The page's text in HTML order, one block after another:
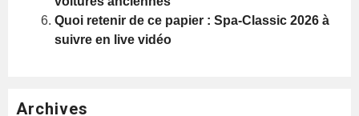
Quoi retenir de ce papier : Spa-Classic 2026 à
suivre en live vidéo
Archives